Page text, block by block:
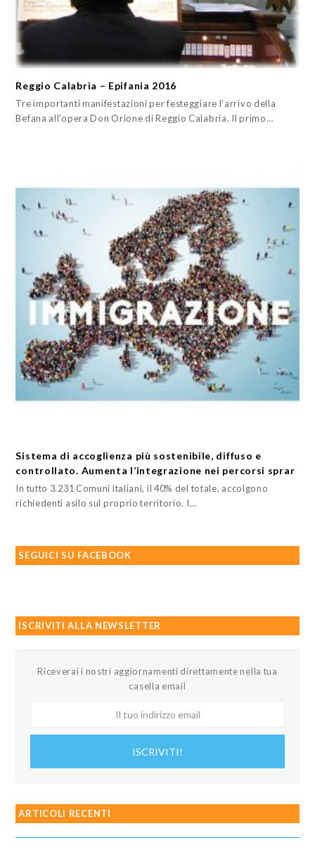
Reggio Calabria – Epifania 2016
Tre importanti manifestazioni per festeggiare l'arrivo della
Befana all’opera Don Orione di Reggio Calabria. Il primo…
Sistema di accoglienza più sostenibile, diffuso e
controllato. Aumenta l’integrazione nei percorsi sprar
In tutto 3.231 Comuni italiani, il 40% del totale, accolgono
richiedenti asilo sul proprio territorio. I…
SEGUICI SU FACEBOOK
ISCRIVITI ALLA NEWSLETTER
Riceverai i nostri aggiornamenti direttamente nella tua
casella email
ISCRIVITI!
ARTICOLI RECENTI